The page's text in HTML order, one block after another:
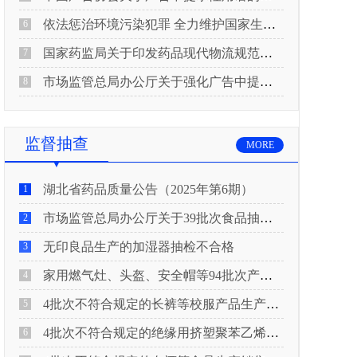
6 依法惩治环境污染犯罪 全力维护国家生态安全 “两高”公布《关于修改〈最高人民法院、最高人民检察院关于办理环境污染刑事案件适用法律若干问题的解释〉的决定》
7 国家药监局关于印发药品现代物流规范化建设指导意见的通知
8 市场监管总局办公厅关于强化广告中提示性用语监管工作的通知
监督抽查 MORE
1 湖北省药品质量公告（2025年第6期）
2 市场监管总局办公厅关于39批次食品抽检不合格情况的通报
3 无印良品生产的加湿器抽检不合格
4 家用燃气灶、头盔、安全帽等94批次产品抽查不合格！
5 4批次不符合规定的长裤等校服产品生产销售企业被济南市市场监管局通报！
6 4批次不符合规定的绝缘用挤塑聚苯乙烯泡沫板（XPS）等产品生产销售企业被广元市市场监督管理局通报！